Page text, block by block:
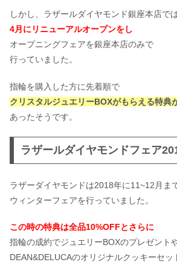
しかし、ラザールダイヤモンド銀座本店で
4月にリニューアルオープンをし
オープニングフェアを銀座本店のみで
行っていました。
指輪を購入した方に先着順で
クリスタルジュエリーBOXがもらえる特典
あったそうです。
ラザールダイヤモンドフェア
ラザーダイヤモンドは2018年に11~12月ま
ウィンターフェアを行っていました。
この時の特典は全品10%OFFとさらに
指輪の成約でジュエリーBOXのプレゼント
DEAN&DELUCAのオリジナルクッキーセッ